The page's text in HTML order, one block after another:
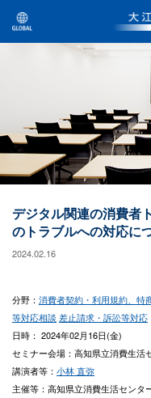
デジタル関連の消費者
のトラブルへの対応に
2024.02.16
分野： 消費者契約・利用規約、特
等対応相談差止請求・訴訟等対応
日時： 2024年02月16日(金)
セミナー会場：高知県立消費生活
講演者等： 小林 直弥
主催等：高知県立消費生活センタ